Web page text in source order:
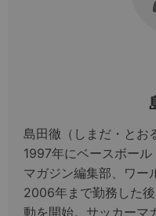
島田徹（しまだ・とお
1997年にベースボー
マガジン編集部、ワー
2006年まで勤務した
動を開始。サッカーマ